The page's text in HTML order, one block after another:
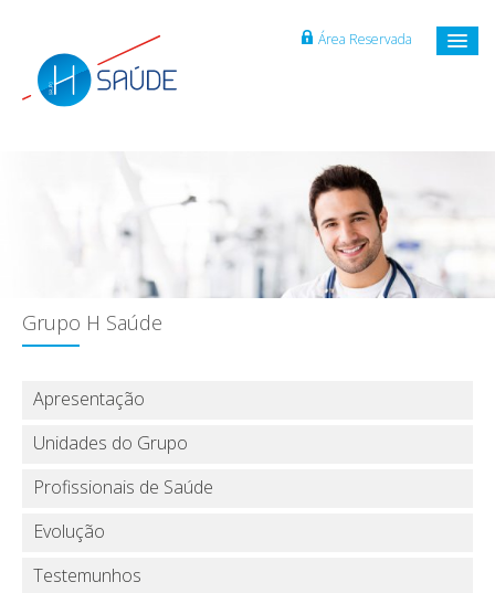
Área Reservada
Grupo H Saúde
Apresentação
Unidades do Grupo
Profissionais de Saúde
Evolução
Testemunhos